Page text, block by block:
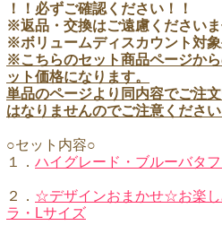
！！必ずご確認ください！！
※返品・交換はご遠慮くださいま
※ボリュームディスカウント対象
※こちらのセット商品ページか
ット価格になります。
単品のページより同内容でご注
はなりませんのでご注意ください
○セット内容○
１． ハイグレード・ブルーバタ
２． ☆デザインおまかせ☆お楽し
ラ・Lサイズ